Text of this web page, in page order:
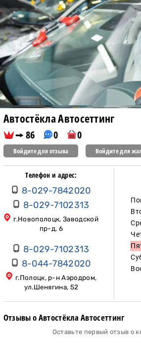
Автостёкла Автосеттинг
86 0 0
Войдите для отзыва Войдите для
Телефон и адрес:
8-029-7842020
8-029-7102313
г.Новополоцк, Заводской
пр-д, 6
8-029-7102313
8-044-7842020
г.Полоцк, р-н Аэродром,
ул.Шенягина, 52
Отзывы о Автостёкла Автосеттинг
Оставьте первый отзыв о